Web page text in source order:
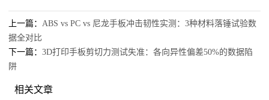
上一篇： ABS vs PC vs 尼龙手板冲击韧性实测：3种材料落锤试验数
据全对比
下一篇： 3D打印手板剪切力测试失准：各向异性偏差50%的数据陷
阱
相关文章